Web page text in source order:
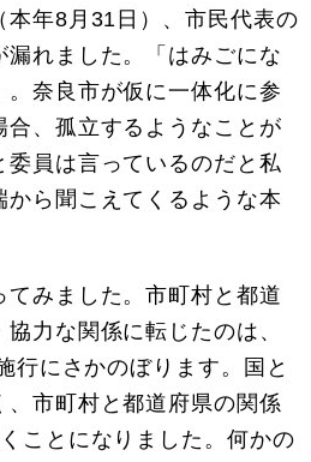
年8月31日）、市民代表の
れました。「はみごにな
。奈良市が仮に一体化に参
合、孤立するようなことが
委員は言っているのだと私
から聞こえてくるような本
みました。市町村と都道
力な関係に転じたのは、
行にさかのぼります。国と
市町村と都道府県の関係
ことになりました。何かの